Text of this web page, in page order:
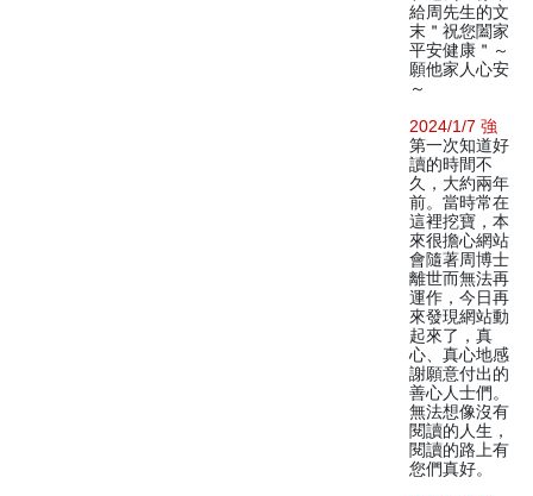
給周先生的文
末＂祝您闔家
平安健康＂～
願他家人心安
～
2024/1/7 強
第一次知道好
讀的時間不
久，大約兩年
前。當時常在
這裡挖寶，本
來很擔心網站
會隨著周博士
離世而無法再
運作，今日再
來發現網站動
起來了，真
心、真心地感
謝願意付出的
善心人士們。
無法想像沒有
閱讀的人生，
閱讀的路上有
您們真好。